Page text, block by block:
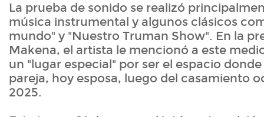
La prueba de sonido se realizó
música instrumental y algunos clásicos
mundo" y "Nuestro Truman Show". En la
Makena, el artista le mencionó a este
un "lugar especial" por ser el espacio
pareja, hoy esposa, luego del casamiento
2025.